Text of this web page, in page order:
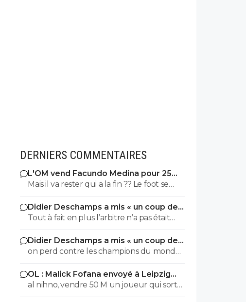
DERNIERS COMMENTAIRES
L'OM vend Facundo Medina pour 25ME
à Leverkusen
Mais il va rester qui a la fin ?? Le foot se
joue a 11 ......
Didier Deschamps a mis « un coup de
boule » en plein Mondial
Tout à fait en plus l’arbitre n’a pas était
parfait non plus
Didier Deschamps a mis « un coup de
boule » en plein Mondial
on perd contre les champions du monde,
il perd sa mere pdt la compet. et se fait
chier dessus par tt le monde..... ca va quoi
OL : Malick Fofana envoyé à Leipzig
pour un sombre accord
al nihno, vendre 50 M un joueur qui sort
d'une saison blanche, tu penses vraiment